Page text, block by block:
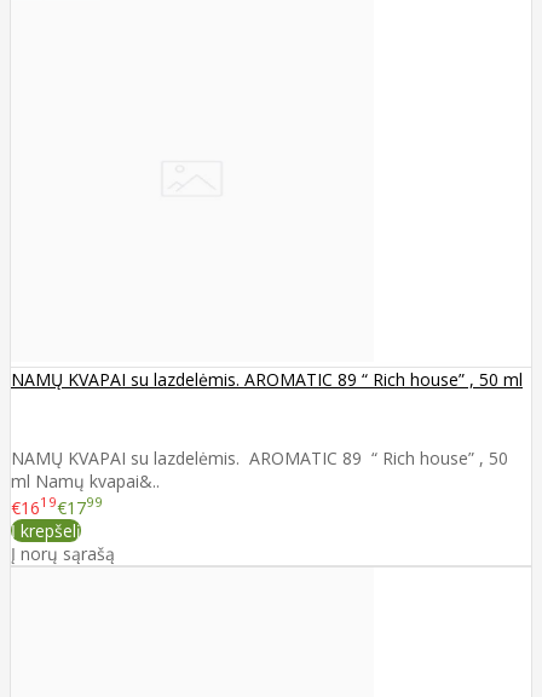
NAMŲ KVAPAI su lazdelėmis. AROMATIC 89 “ Rich house” , 50 ml
NAMŲ KVAPAI su lazdelėmis. AROMATIC 89 “ Rich house” , 50
ml Namų kvapai&..
€1619€1799
Į krepšelį
Į norų sąrašą